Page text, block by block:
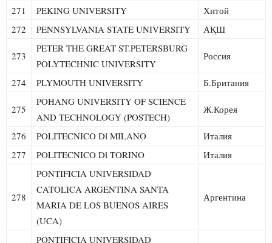
271
PEKING UNIVERSITY
Хитой
272
PENNSYLVANIA STATE UNIVERSITY АҚШ
273
PETER THE GREAT ST.PETERSBURG
POLYTECHNIC UNIVERSITY
Россия
274 PLYMOUTH UNIVERSITY Б.Британия
275
POHANG UNIVERSITY OF SCIENCE
AND TECHNOLOGY (POSTECH)
Ж.Корея
276 POLITECNICO Dl MILANO
Италия
277
POLITECNICO Dl TORINO Италия
278
PONTIFICIA UNIVERSIDAD
CATOLICA ARGENTINA SANTA
MARIA DE LOS BUENOS AIRES
(UCA)
Аргентина
PONTIFICIA UNIVERSIDAD